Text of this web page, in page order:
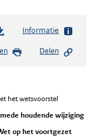
Informatie
Delen
het wetsvoorstel
houdende wijziging
op het voortgezet